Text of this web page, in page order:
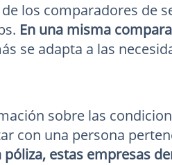
los comparadores de
En una misma
se adapta a las
sobre las
con una persona
estas empresas